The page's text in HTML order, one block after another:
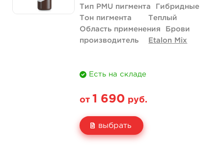
Тип PMU пигмента
Гибридные
Тон пигмента
Теплый
Область применения
Брови
производитель
Etalon Mix
Есть на складе
от 1 690 руб.
выбрать